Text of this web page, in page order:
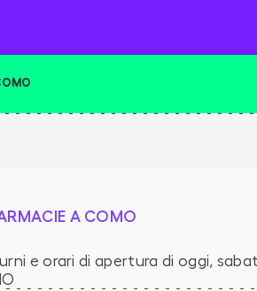
A COMO
e orari di apertura di oggi,